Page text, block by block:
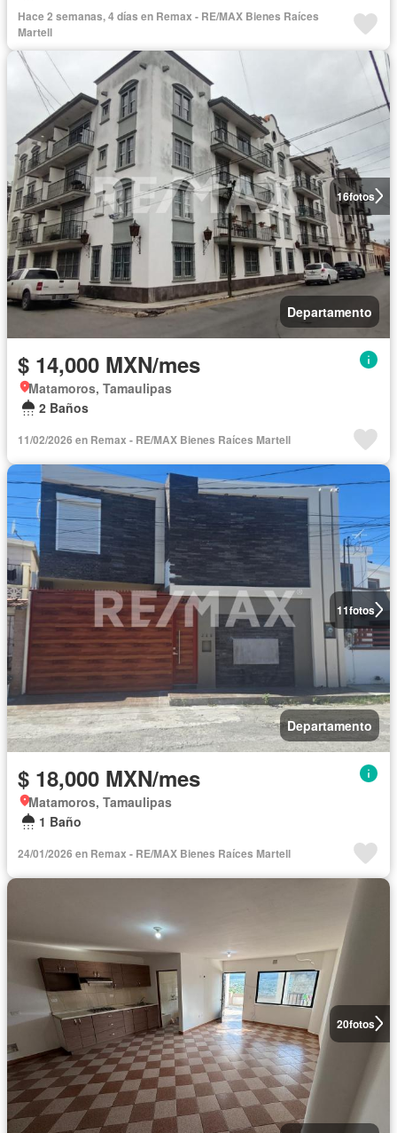
Hace 2 semanas, 4 días en Remax - RE/MAX Bienes Raíces
Martell
16fotos
Departamento
$ 14,000 MXN/mes
Matamoros, Tamaulipas
2 Baños
11/02/2026 en Remax - RE/MAX Bienes Raíces Martell
11fotos
Departamento
$ 18,000 MXN/mes
Matamoros, Tamaulipas
1 Baño
24/01/2026 en Remax - RE/MAX Bienes Raíces Martell
20fotos